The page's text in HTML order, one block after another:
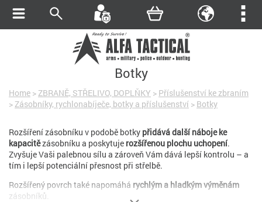
Botky
Home > ZBRANĚ, STŘELIVO, DOPLŇKY > Příslušenství ke zbraním
> Zásobníky, rychlonabíječe, botky a příslušenství > Botky
Rozšíření zásobníku v podobě botky přidává další náboje ke
kapacitězásobníku a poskytuje rozšířenou plochu uchopení.
Zvyšuje Vaši palebnou sílu a zároveň Vám dává lepší kontrolu – a
tím i lepší potenciální přesnost při střelbě.
Rozšířený povrch také napomáhá rychlým a hladkým výměnám
zásobníků.